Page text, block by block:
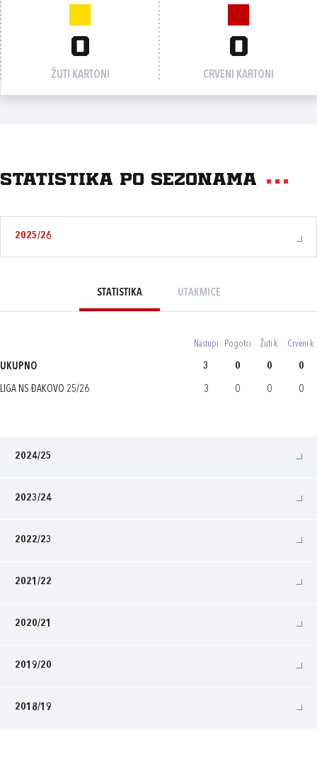
0
ŽUTI KARTONI
0
CRVENI KARTONI
Statistika po sezonama
2025/26
STATISTIKA UTAKMICE
Nastupi Pogotci Žuti k. Crveni k.
UKUPNO 3 0 0 0
LIGA NS ĐAKOVO 25/26 3 0 0 0
2024/25
2023/24
2022/23
2021/22
2020/21
2019/20
2018/19